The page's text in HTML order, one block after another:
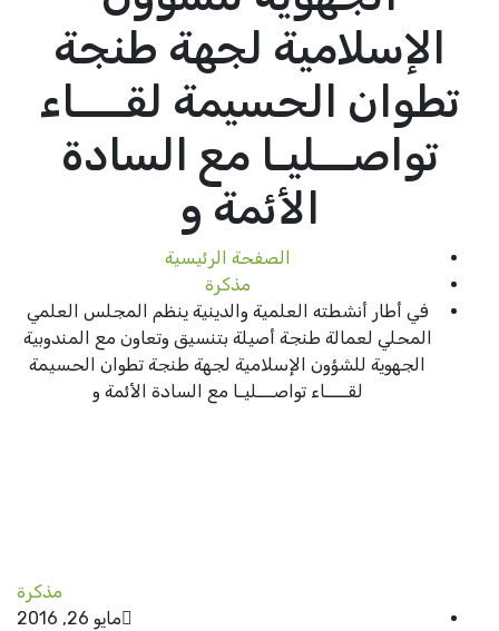
الإسلامية لجهة طنجة
تطوان الحسيمة لقــــاء
تواصـــليـا مع السادة
الأئمة و
الصفحة الرئيسية
مذكرة
في أطار أنشطته العلمية والدينية ينظم المجلس العلمي
المحلي لعمالة طنجة أصيلة بتنسيق وتعاون مع المندوبية
الجهوية للشؤون الإسلامية لجهة طنجة تطوان الحسيمة
لقــــاء تواصـــليـا مع السادة الأئمة و
مذكرة
مايو 26, 2016